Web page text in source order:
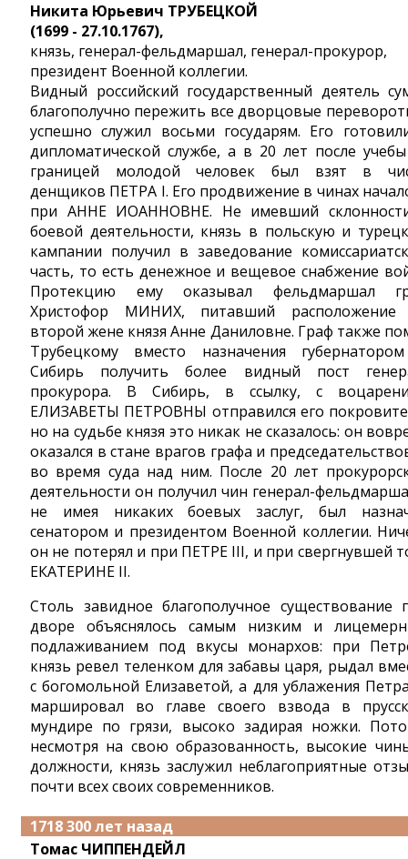
Никита Юрьевич ТРУБЕЦКОЙ
(1699 - 27.10.1767),
князь, генерал-фельдмаршал, генерал-прокурор,
президент Военной коллегии.
Видный российский государственный деятель
благополучно пережить все дворцовые
успешно служил воcьми государям. Его
дипломатической службе, а в 20 лет после
границей молодой человек был взят в
денщиков ПЕТРА I. Его продвижение в чинах
при АННЕ ИОАННОВНЕ. Не имевший
боевой деятельности, князь в польскую и
кампании получил в заведование
часть, то есть денежное и вещевое снабжение
Протекцию ему оказывал фельдмаршал
Христофор МИНИХ, питавший расположение
второй жене князя Анне Даниловне. Граф также
Трубецкому вместо назначения
Сибирь получить более видный пост
прокурора. В Сибирь, в ссылку, с
ЕЛИЗАВЕТЫ ПЕТРОВНЫ отправился его
но на судьбе князя это никак не сказалось: он
оказался в стане врагов графа и
во время суда над ним. После 20 лет
деятельности он получил чин генерал-
не имея никаких боевых заслуг, был
сенатором и президентом Военной коллегии.
он не потерял и при ПЕТРЕ III, и при свергнувшей
ЕКАТЕРИНЕ II.
Столь завидное благополучное существование
дворе объяснялось самым низким и
подлаживанием под вкусы монархов: при
князь ревел теленком для забавы царя, рыдал
с богомольной Елизаветой, а для ублажения
маршировал во главе своего взвода в
мундире по грязи, высоко задирая ножки.
несмотря на свою образованность, высокие
должности, князь заслужил неблагоприятные
почти всех своих современников.
1718 300 лет назад
Томас ЧИППЕНДЕЙЛ